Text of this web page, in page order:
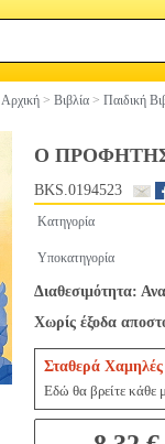
Αρχική > Βιβλία > Παιδική
Ο
BKS.0194523
Κατηγορία
Υποκατηγορία
Διαθεσιμότητα:
Χωρίς έξοδα
Σταθερά Χαμηλές
Εδώ θα βρείτε κάθε